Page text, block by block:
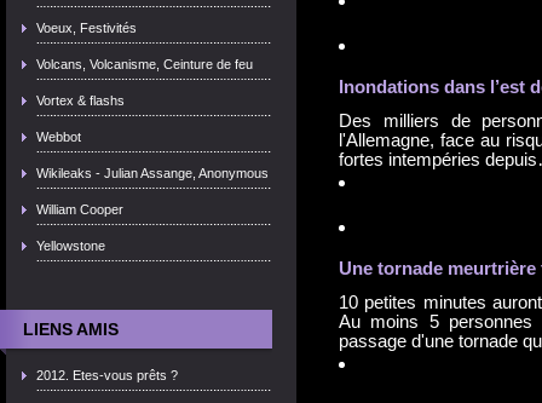
Voeux, Festivités
Volcans, Volcanisme, Ceinture de feu
Vortex & flashs
Webbot
Wikileaks - Julian Assange, Anonymous
William Cooper
Yellowstone
LIENS AMIS
2012. Etes-vous prêts ?
Inondations dans l’est
Des milliers de
l'Allemagne, face au
fortes intempéries
Une tornade
10 petites minutes
Au moins 5
passage d'une tornade